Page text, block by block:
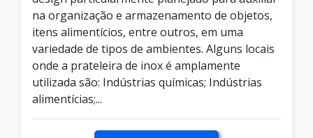
na organização e armazenamento de objetos,
itens alimentícios, entre outros, em uma
variedade de tipos de ambientes. Alguns locais
onde a prateleira de inox é amplamente
utilizada são: Indústrias químicas; Indústrias
alimentícias;...